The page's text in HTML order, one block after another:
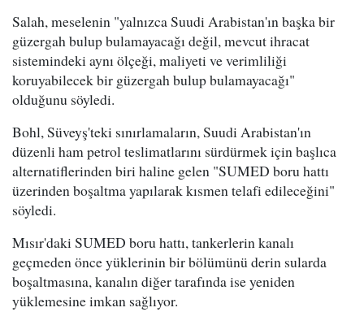
Salah, meselenin "yalnızca Suudi Arabistan'ın başka bir
güzergah bulup bulamayacağı değil, mevcut ihracat
sistemindeki aynı ölçeği, maliyeti ve verimliliği
koruyabilecek bir güzergah bulup bulamayacağı"
olduğunu söyledi.
Bohl, Süveyş'teki sınırlamaların, Suudi Arabistan'ın
düzenli ham petrol teslimatlarını sürdürmek için başlıca
alternatiflerinden biri haline gelen "SUMED boru hattı
üzerinden boşaltma yapılarak kısmen telafi edileceğini"
söyledi.
Mısır'daki SUMED boru hattı, tankerlerin kanalı
geçmeden önce yüklerinin bir bölümünü derin sularda
boşaltmasına, kanalın diğer tarafında ise yeniden
yüklemesine imkan sağlıyor.